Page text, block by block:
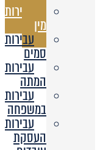
עבירות
מין
עבירות
סמים
עבירות
המתה
עבירות
במשפחה
עבירות
העסקת